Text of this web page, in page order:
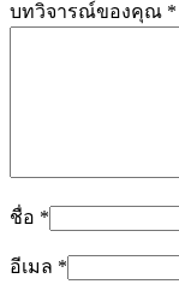
บทวิจารณ์ของคุณ *
ชื่อ *
อีเมล *